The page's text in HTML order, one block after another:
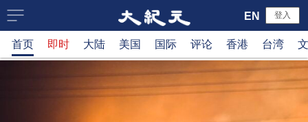
大
纪
登入
EN
首页 即时 大陆 美国 国际 评论 香港 台湾